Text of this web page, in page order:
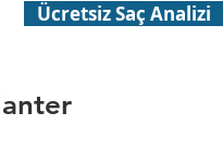
Ücretsiz Saç Analizi